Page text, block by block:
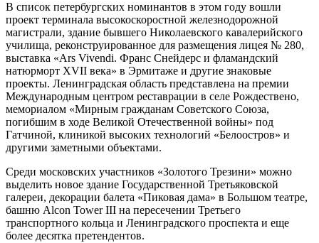
В список петербургских номинантов в этом году вошли
проект терминала высокоскоростной железнодорожной
магистрали, здание бывшего Николаевского кавалерийского
училища, реконструированное для размещения лицея № 280,
выставка «Ars Vivendi. Франс Снейдерс и фламандский
натюрморт XVII века» в Эрмитаже и другие знаковые
проекты. Ленинградская область представлена на премии
Международным центром реставрации в селе Рождествено,
мемориалом «Мирным гражданам Советского Союза,
погибшим в ходе Великой Отечественной войны» под
Гатчиной, клиникой высоких технологий «Белоостров» и
другими заметными объектами.
Среди московских участников «Золотого Трезини» можно
выделить новое здание Государственной Третьяковской
галереи, декорации балета «Пиковая дама» в Большом театре,
башню Alcon Tower III на пересечении Третьего
транспортного кольца и Ленинградского проспекта и еще
более десятка претендентов.